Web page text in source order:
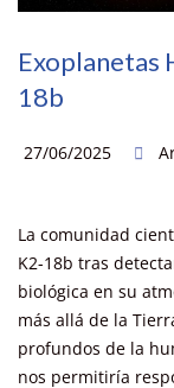
Exoplanetas
18b
27/06/2025
La comunidad
K2-18b tras
biológica en su
más allá de la
profundos de la
nos permitiría